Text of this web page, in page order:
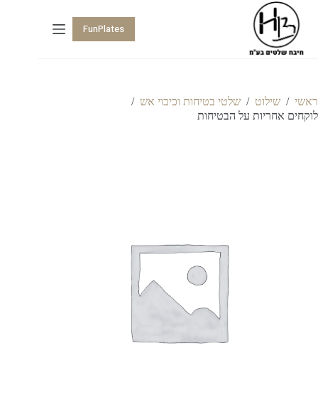
FunPlates
ראשי / שילוט / שלטי בטיחות וכיבוי אש /
לוקחים אחריות על הבטיחות